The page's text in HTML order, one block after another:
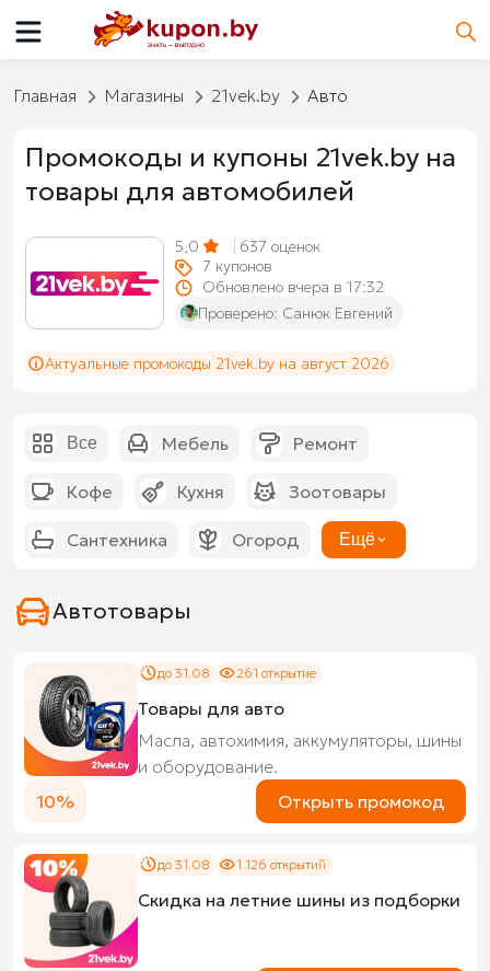
Главная Магазины 21vek.by Авто
Промокоды и купоны 21vek.by на
товары для автомобилей
5,0 637 оценок
7 купонов
Обновлено вчера в 17:32
Проверено: Санюк Евгений
Актуальные промокоды 21vek.by на август 2026
Все Мебель Ремонт
Кофе Кухня Зоотовары
Сантехника Огород Ещё
Автотовары
до 31.08 261 открытие
Товары для авто
Масла, автохимия, аккумуляторы, шины
и оборудование.
10%
Открыть промокод
до 31.08 1 126 открытий
Скидка на летние шины из подборки